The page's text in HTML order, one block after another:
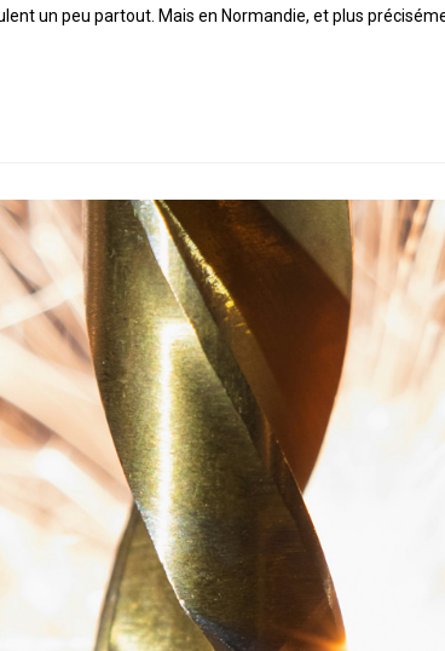
un peu partout. Mais en Normandie, et plus